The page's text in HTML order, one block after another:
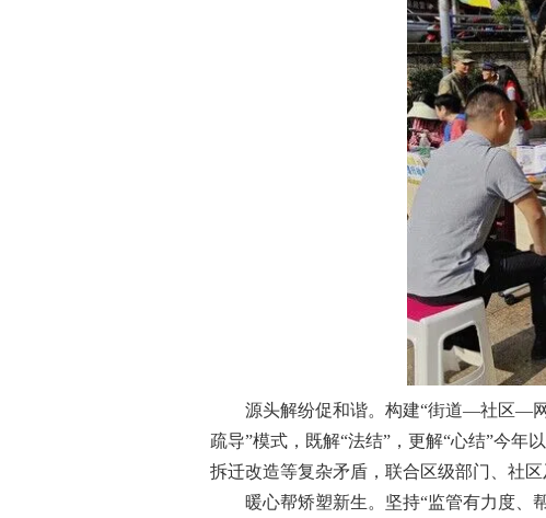
源头解纷促和谐。构建“街道—社区—网
疏导”模式，既解“法结”，更解“心结”今年
拆迁改造等复杂矛盾，联合区级部门、社
暖心帮矫塑新生。坚持“监管有力度、帮